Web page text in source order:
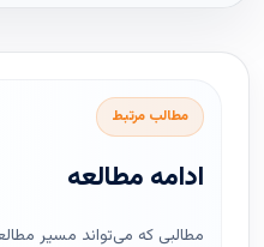
مطالب مرتبط
ادامه مطالعه
مطالبی که می‌تواند مسیر